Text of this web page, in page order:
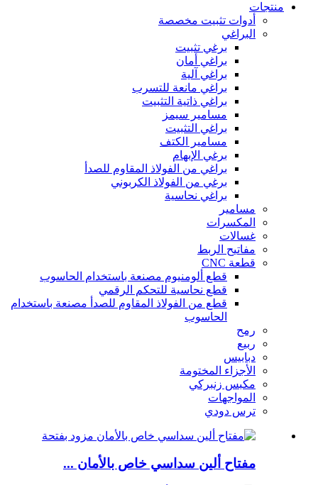
منتجات
أدوات تثبيت مخصصة
البراغي
برغي تثبيت
براغي أمان
براغي آلية
براغي مانعة للتسرب
براغي ذاتية التثبيت
مسامير سيمز
براغي التثبيت
مسامير الكتف
برغي الإبهام
براغي من الفولاذ المقاوم للصدأ
برغي من الفولاذ الكربوني
براغي نحاسية
مسامير
المكسرات
غسالات
مفاتيح الربط
قطعة CNC
قطع ألومنيوم مصنعة باستخدام الحاسوب
قطع نحاسية للتحكم الرقمي
قطع من الفولاذ المقاوم للصدأ مصنعة باستخدام
الحاسوب
رمح
ربيع
دبابيس
الأجزاء المختومة
مكبس زنبركي
المواجهات
ترس دودي
مفتاح ألين سداسي خاص بالأمان ...